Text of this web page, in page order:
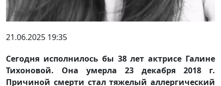
21.06.2025 19:35
Сегодня исполнилось бы 38 лет актрисе Галине
Тихоновой. Она умерла 23 декабря 2018 г.
Причиной смерти стал тяжелый аллергический